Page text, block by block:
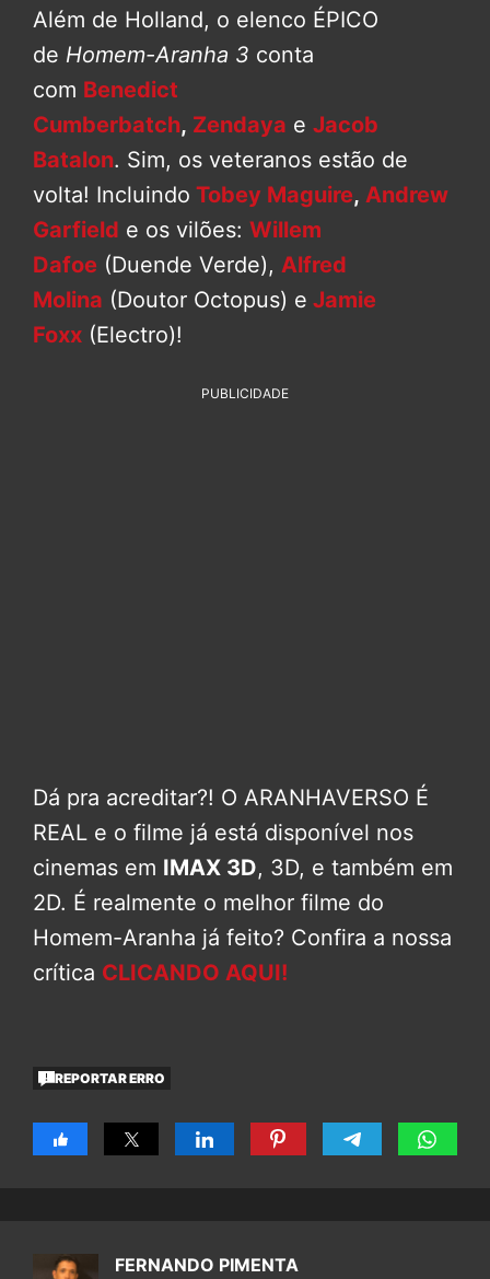
Além de Holland, o elenco ÉPICO
de Homem-Aranha 3 conta
com Benedict
Cumberbatch, Zendaya e Jacob
Batalon. Sim, os veteranos estão de
volta! Incluindo Tobey Maguire, Andrew
Garfield e os vilões: Willem
Dafoe (Duende Verde), Alfred
Molina (Doutor Octopus) e Jamie
Foxx (Electro)!
PUBLICIDADE
Dá pra acreditar?! O ARANHAVERSO É
REAL e o filme já está disponível nos
cinemas em IMAX 3D, 3D, e também em
2D. É realmente o melhor filme do
Homem-Aranha já feito? Confira a nossa
crítica CLICANDO AQUI!
REPORTAR ERRO
FERNANDO PIMENTA